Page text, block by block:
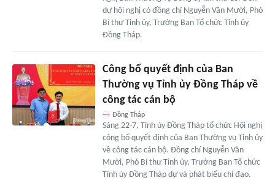
dự hội nghị có đồng chí Nguyễn Văn Mười, Phó
Bí thư Tỉnh ủy, Trưởng Ban Tổ chức Tỉnh ủy
Đồng Tháp.
Công bố quyết định của Ban
Thường vụ Tỉnh ủy Đồng Tháp về
công tác cán bộ
Đồng Tháp
Sáng 22-7, Tỉnh ủy Đồng Tháp tổ chức Hội nghị
công bố quyết định của Ban Thường vụ Tỉnh ủy
về công tác cán bộ. Đồng chí Nguyễn Văn
Mười, Phó Bí thư Tỉnh ủy, Trưởng Ban Tổ chức
Tỉnh ủy Đồng Tháp dự và phát biểu chỉ đạo.